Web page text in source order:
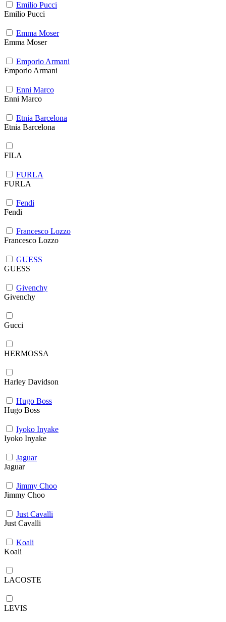
Emilio Pucci
Emilio Pucci
Emma Moser
Emma Moser
Emporio Armani
Emporio Armani
Enni Marco
Enni Marco
Etnia Barcelona
Etnia Barcelona
FILA
FURLA
FURLA
Fendi
Fendi
Francesco Lozzo
Francesco Lozzo
GUESS
GUESS
Givenchy
Givenchy
Gucci
HERMOSSA
Harley Davidson
Hugo Boss
Hugo Boss
Iyoko Inyake
Iyoko Inyake
Jaguar
Jaguar
Jimmy Choo
Jimmy Choo
Just Cavalli
Just Cavalli
Koali
Koali
LACOSTE
LEVIS